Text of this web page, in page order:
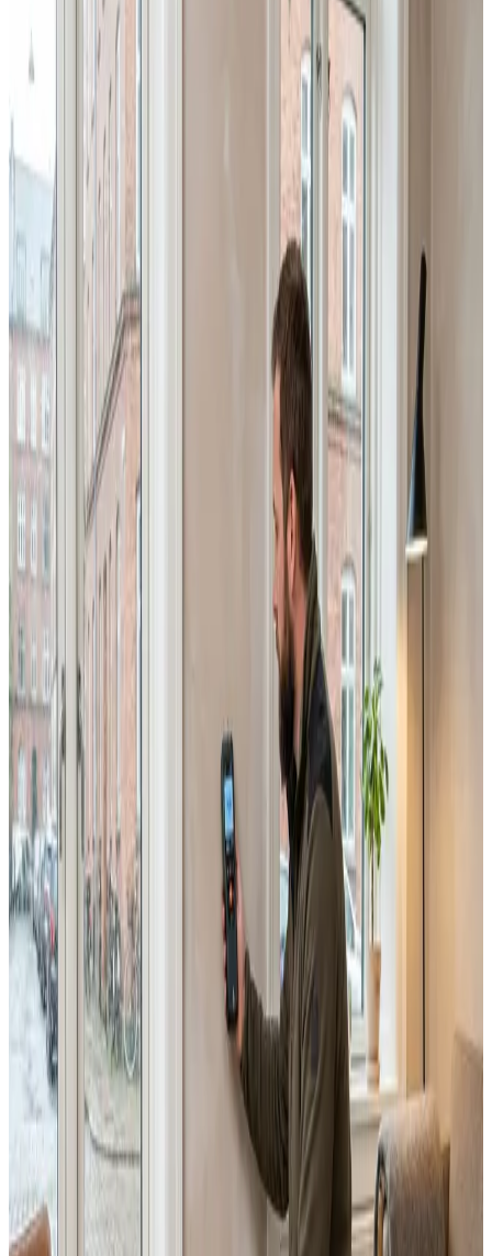
Professionel erhvervsventilation i Tinglev: vi projekterer
og installerer ventilation til fabrikker, lagerhaller,
værksteder og kontorer, så I overholder lovkrav og får
et sundt arbejdsmiljø.
Erhverv, kontor og industri
Dimensionering efter BR18 og AT-krav